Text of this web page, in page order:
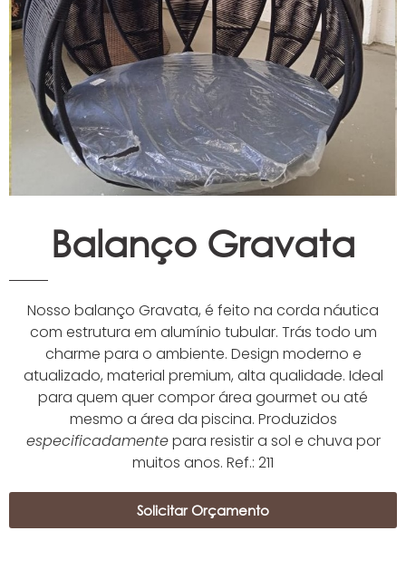
Balanço Gravata
Nosso balanço Gravata, é feito na corda náutica
com estrutura em alumínio tubular. Trás todo um
charme para o ambiente. Design moderno e
atualizado, material premium, alta qualidade. Ideal
para quem quer compor área gourmet ou até
mesmo a área da piscina. Produzidos
especificadamentepara resistir a sol e chuva por
muitos anos. Ref.: 211
Solicitar Orçamento
Poltrona
Puffs, Champanheiras e
Bancos